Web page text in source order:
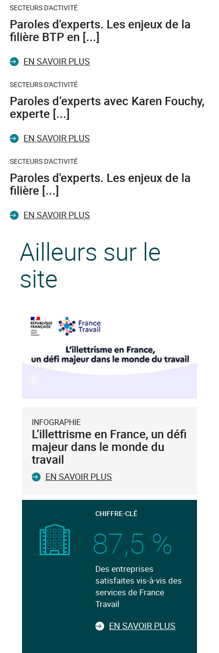
SECTEURS D'ACTIVITÉ
Paroles d'experts. Les enjeux de la
filière BTP en [...]
EN SAVOIR PLUS
SECTEURS D'ACTIVITÉ
Paroles d’experts avec Karen Fouchy,
experte [...]
EN SAVOIR PLUS
SECTEURS D'ACTIVITÉ
Paroles d'experts. Les enjeux de la
filière [...]
EN SAVOIR PLUS
Ailleurs sur le
site
INFOGRAPHIE
L’illettrisme en France, un défi
majeur dans le monde du
travail
EN SAVOIR PLUS
CHIFFRE-CLÉ
87,5 %
Des entreprises
satisfaites vis-à-vis des
services de France
Travail
EN SAVOIR PLUS